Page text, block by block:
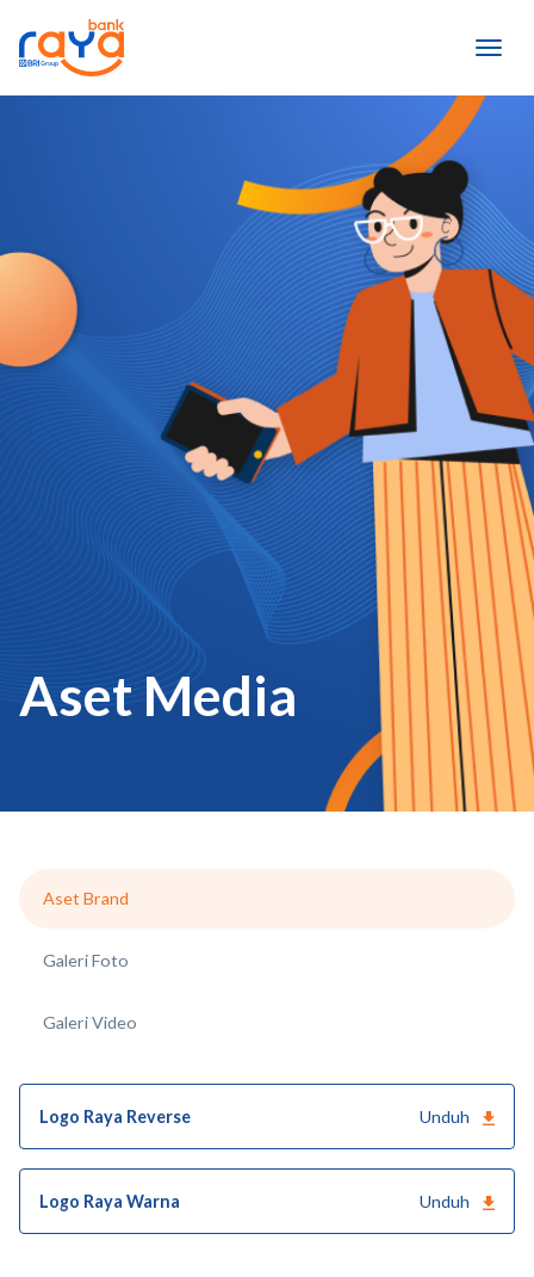
Aset Media
Aset Brand
Galeri Foto
Galeri Video
Logo Raya Reverse Unduh
Logo Raya Warna Unduh